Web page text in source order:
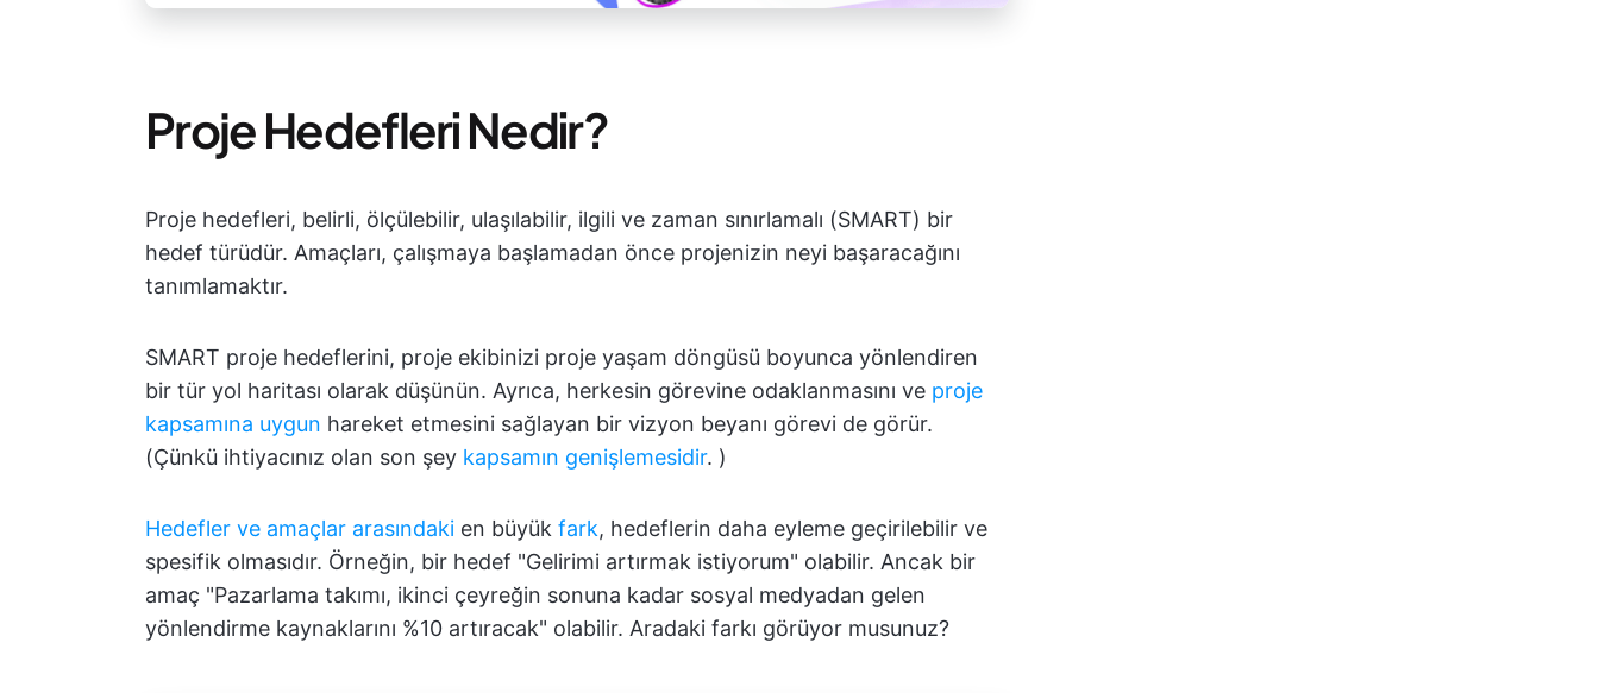
Proje Hedefleri Nedir?
Proje hedefleri, belirli, ölçülebilir, ulaşılabilir, ilgili ve zaman sınırlamalı (SMART) bir
hedef türüdür. Amaçları, çalışmaya başlamadan önce projenizin neyi başaracağını
tanımlamaktır.
SMART proje hedeflerini, proje ekibinizi proje yaşam döngüsü boyunca yönlendiren
bir tür yol haritası olarak düşünün. Ayrıca, herkesin görevine odaklanmasını ve proje
kapsamına uygun hareket etmesini sağlayan bir vizyon beyanı görevi de görür.
(Çünkü ihtiyacınız olan son şey kapsamın genişlemesidir. )
Hedefler ve amaçlar arasındaki en büyük fark, hedeflerin daha eyleme geçirilebilir ve
spesifik olmasıdır. Örneğin, bir hedef "Gelirimi artırmak istiyorum" olabilir. Ancak bir
amaç "Pazarlama takımı, ikinci çeyreğin sonuna kadar sosyal medyadan gelen
yönlendirme kaynaklarını %10 artıracak" olabilir. Aradaki farkı görüyor musunuz?